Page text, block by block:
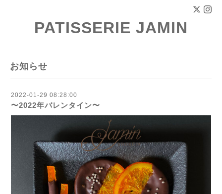
PATISSERIE JAMIN
お知らせ
2022-01-29 08:28:00
〜2022年バレンタイン〜